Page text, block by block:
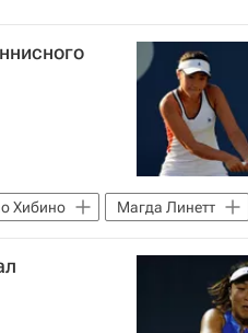
Хибино
Магда Линетт